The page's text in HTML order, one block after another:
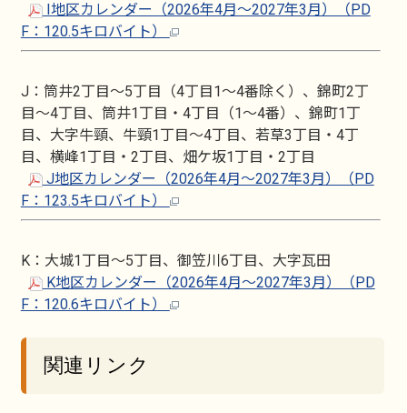
I地区カレンダー（2026年4月～2027年3月）（PD
F：120.5キロバイト）
J：筒井2丁目～5丁目（4丁目1～4番除く）、錦町2丁
目～4丁目、筒井1丁目・4丁目（1～4番）、錦町1丁
目、大字牛頸、牛頸1丁目～4丁目、若草3丁目・4丁
目、横峰1丁目・2丁目、畑ケ坂1丁目・2丁目
J地区カレンダー（2026年4月～2027年3月）（PD
F：123.5キロバイト）
K：大城1丁目～5丁目、御笠川6丁目、大字瓦田
K地区カレンダー（2026年4月～2027年3月）（PD
F：120.6キロバイト）
関連リンク